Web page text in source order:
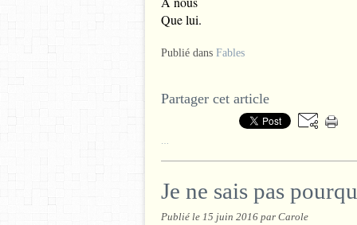
Que lui.
Publié dans Fables
Partager cet article
Je ne sais pas
Publié le 15 juin 2016 par Carole